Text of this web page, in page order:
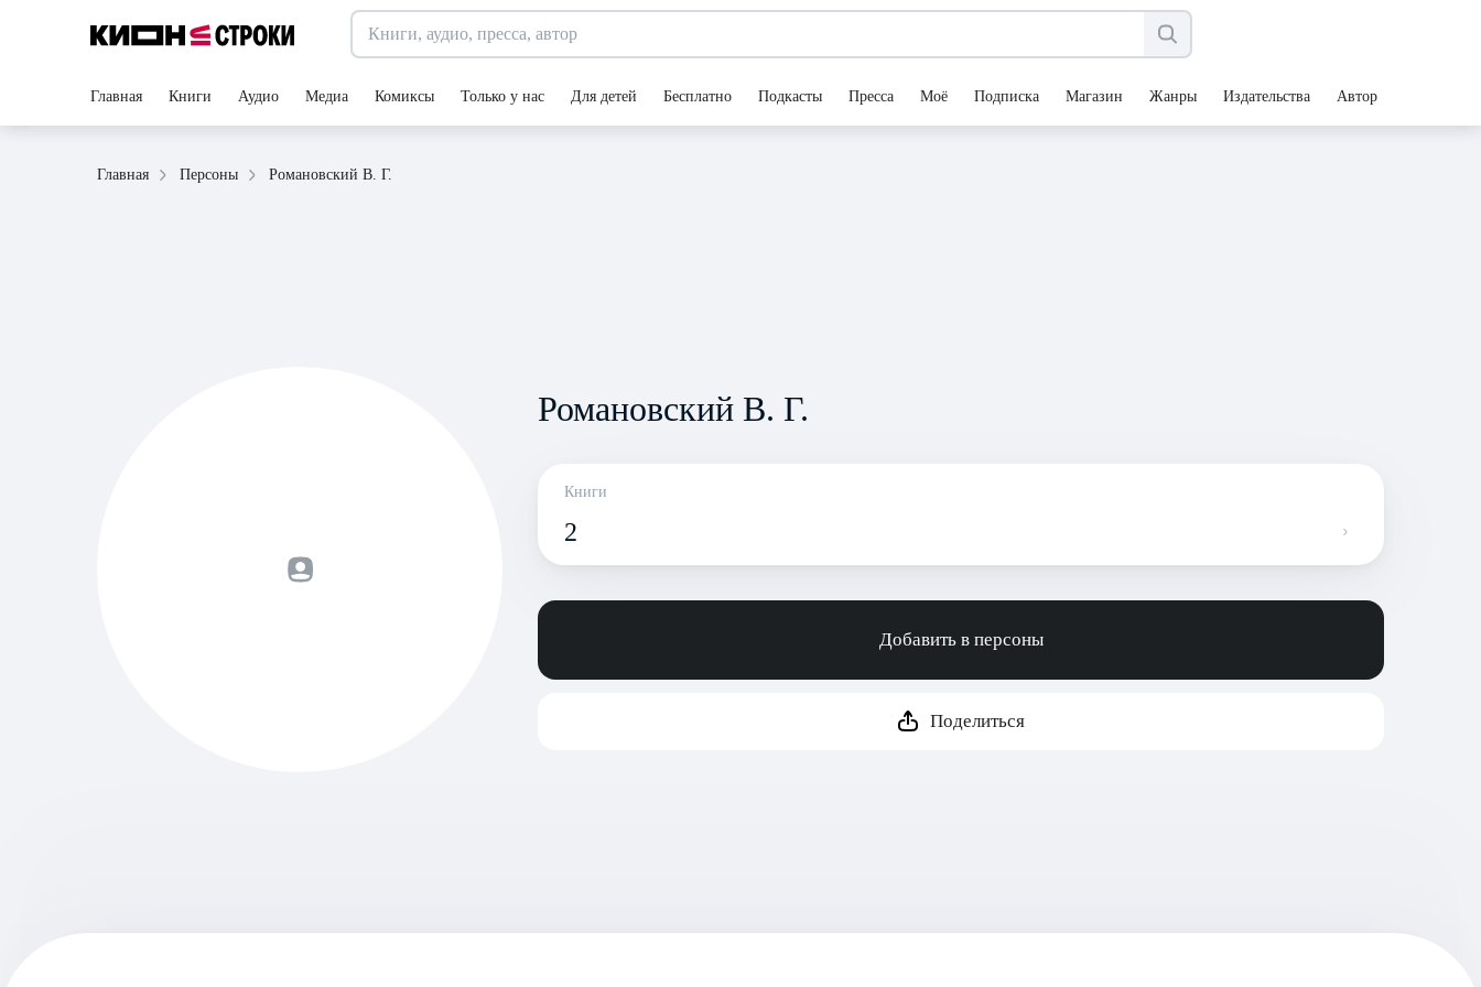
Главная Книги Аудио Медиа Комиксы Только у нас Для детей Бесплатно Подкасты Пресса Моё Подписка Магазин Жанры Издательства Авторы
Главная Персоны Романовский В. Г.
Романовский В. Г.
Книги
2
Добавить в персоны
Поделиться